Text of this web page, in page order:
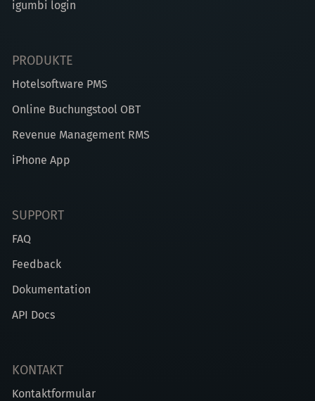
igumbi login
PRODUKTE
Hotelsoftware PMS
Online Buchungstool OBT
Revenue Management RMS
iPhone App
SUPPORT
FAQ
Feedback
Dokumentation
API Docs
KONTAKT
Kontaktformular